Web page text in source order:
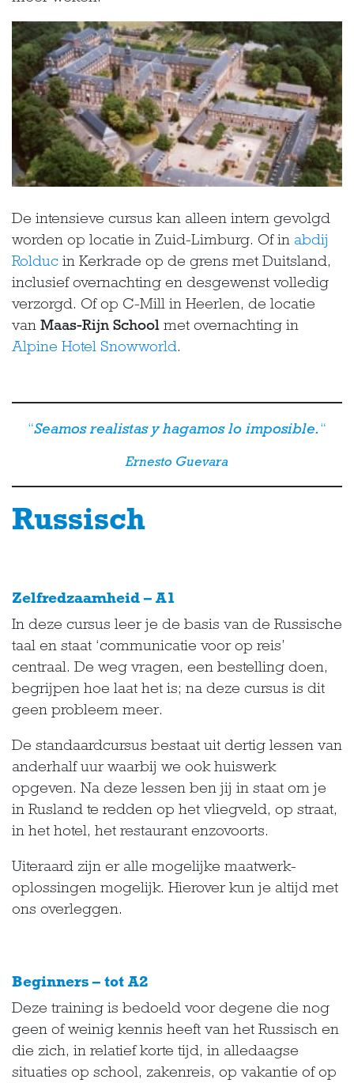
De intensieve cursus kan alleen intern gevolgd
worden op locatie in Zuid-Limburg. Of in abdij
Rolduc in Kerkrade op de grens met Duitsland,
inclusief overnachting en desgewenst volledig
verzorgd. Of op C-Mill in Heerlen, de locatie
van Maas-Rijn School met overnachting in
Alpine Hotel Snowworld.
“Seamos realistas y hagamos lo imposible.“
Ernesto Guevara
Russisch
Zelfredzaamheid – A1
In deze cursus leer je de basis van de Russische
taal en staat ‘communicatie voor op reis’
centraal. De weg vragen, een bestelling doen,
begrijpen hoe laat het is; na deze cursus is dit
geen probleem meer.
De standaardcursus bestaat uit dertig lessen van
anderhalf uur waarbij we ook huiswerk
opgeven. Na deze lessen ben jij in staat om je
in Rusland te redden op het vliegveld, op straat,
in het hotel, het restaurant enzovoorts.
Uiteraard zijn er alle mogelijke maatwerk-
oplossingen mogelijk. Hierover kun je altijd met
ons overleggen.
Beginners – tot A2
Deze training is bedoeld voor degene die nog
geen of weinig kennis heeft van het Russisch en
die zich, in relatief korte tijd, in alledaagse
situaties op school, zakenreis, op vakantie of op